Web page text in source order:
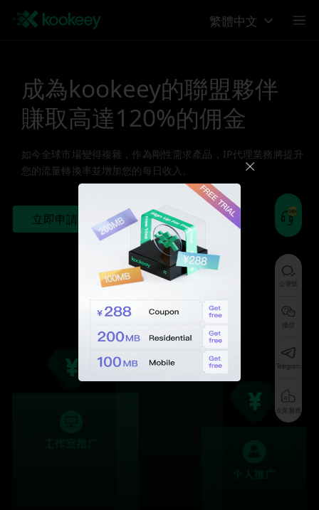
繁體中文
成為kookeey的聯盟夥伴
賺取高達120%的佣金
如今全球市場變得複雜，作為剛性需求產品，IP代理業務將提升
您的流量轉換率並增加您的每日收入。
立即申請
公衆號
微信
Telegram
企業服務